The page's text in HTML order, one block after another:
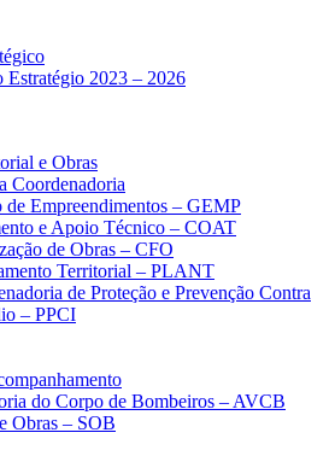
Estratégio 2023 – 2026
e Obras
Coordenadoria
de Empreendimentos – GEMP
e Apoio Técnico – COAT
de Obras – CFO
Territorial – PLANT
de Proteção e Prevenção Contra
– PPCI
do Corpo de Bombeiros – AVCB
Obras – SOB